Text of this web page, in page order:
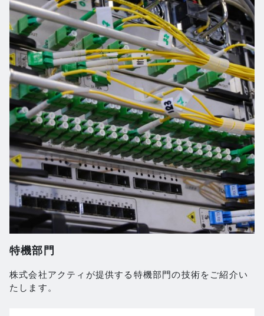
特機部門
株式会社アクティが提供する特機部門の技術をご紹介い
たします。